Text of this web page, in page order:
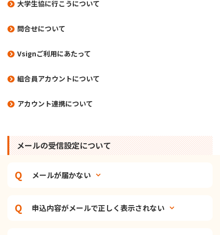
大学生協に行こうについて
問合せについて
Vsignご利用にあたって
組合員アカウントについて
アカウント連携について
メールの受信設定について
メールが届かない
申込内容がメールで正しく表示されない